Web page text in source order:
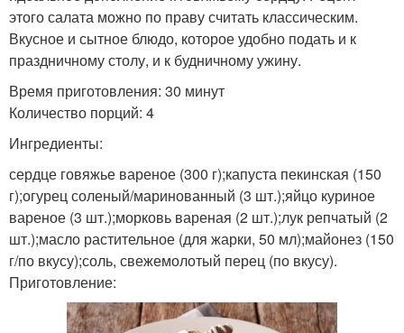
этого салата можно по праву считать классическим.
Вкусное и сытное блюдо, которое удобно подать и к
праздничному столу, и к будничному ужину.
Время приготовления: 30 минут
Количество порций: 4
Ингредиенты:
сердце говяжье вареное (300 г);капуста пекинская (150
г);огурец соленый/маринованный (3 шт.);яйцо куриное
вареное (3 шт.);морковь вареная (2 шт.);лук репчатый (2
шт.);масло растительное (для жарки, 50 мл);майонез (150
г/по вкусу);соль, свежемолотый перец (по вкусу).
Приготовление: